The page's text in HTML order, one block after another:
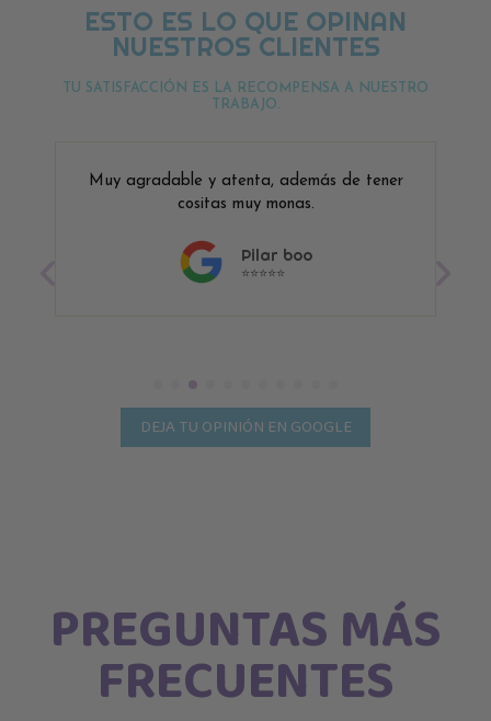
ESTO ES LO QUE OPINAN
NUESTROS CLIENTES
TU SATISFACCIÓN ES LA RECOMPENSA A NUESTRO
TRABAJO.
Muy agradable y atenta, además de tener
cositas muy monas.
Pilar boo
⭐⭐⭐⭐⭐
DEJA TU OPINIÓN EN GOOGLE
PREGUNTAS MÁS
FRECUENTES